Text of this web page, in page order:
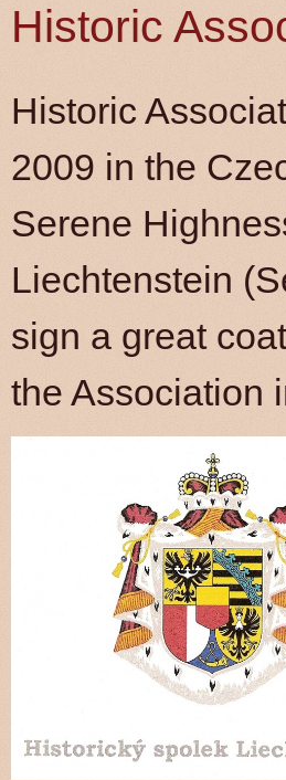
Historic
Historic
2009 in the
Serene
Liechtenstein
sign a great
the Association